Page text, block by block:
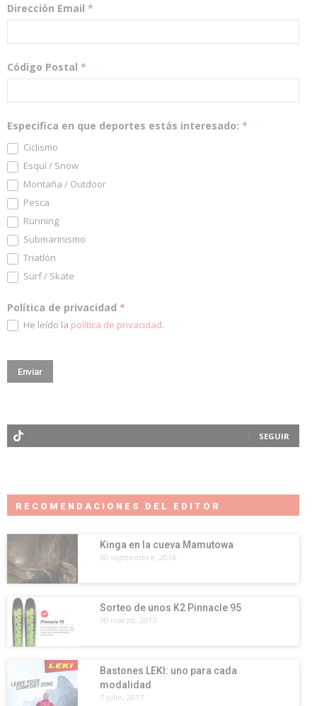
Dirección Email *
Código Postal *
Especifica en que deportes estás interesado: *
Ciclismo
Esquí / Snow
Montaña / Outdoor
Pesca
Running
Submarinismo
Triatlón
Surf / Skate
Política de privacidad *
He leído la política de privacidad.
SEGUIR
RECOMENDACIONES DEL EDITOR
Kinga en la cueva Mamutowa
30 septiembre, 2016
Sorteo de unos K2 Pinnacle 95
30 marzo, 2017
Bastones LEKI: uno para cada
modalidad
7 julio, 2017